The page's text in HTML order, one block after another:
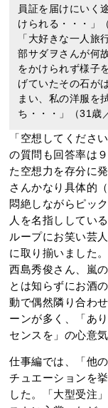
員証を届けにいく
けられる・・・」
「大好きな一人旅
部サダヲさんが何
をかけられず様子
げていたその石が
まい、私の洋服を
ち・・・」（31歳
「空想してくださ
の質問も回答率は
た空想力を存分に
さんかなり具体的（
悶絶しながらピッ
人を名指ししてい
ループにお笑い芸
に取り揃いました
西島秀俊さん、嵐
とは知らずにお酒
動で偶然隣り合わ
ーンが多く、「あ
センスを」の心意
仕事編では、「他
チュエーションを
した。「大型受注